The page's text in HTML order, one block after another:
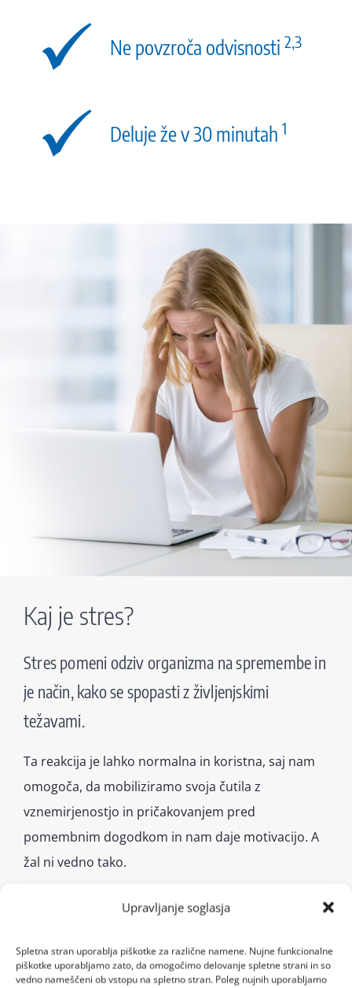
Upravljanje soglasja
Spletna stran uporablja piškotke za različne namene. Nujne funkcionalne
piškotke uporabljamo zato, da omogočimo delovanje spletne strani in so
vedno nameščeni ob vstopu na spletno stran. Poleg nujnih uporabljamo
Ne povzroča odvisnosti 2,3
Deluje že v 30 minutah 1
Kaj je stres?
Stres pomeni odziv organizma na spremembe in
je način, kako se spopasti z življenjskimi
težavami.
Ta reakcija je lahko normalna in koristna, saj nam
omogoča, da mobiliziramo svoja čutila z
vznemirjenostjo in pričakovanjem pred
pomembnim dogodkom in nam daje motivacijo. A
žal ni vedno tako.
Zakaj je stres lahko škodljiv?
Ker je stres reakcija celega telesa, lahko povzroča
spremembe na vseh organih in celicah. To velja